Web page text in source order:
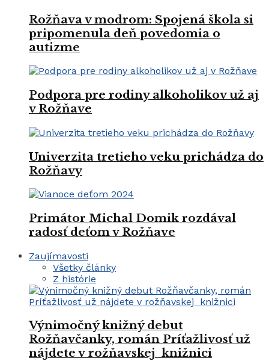
Rožňava v modrom: Spojená škola si
pripomenula deň povedomia o
autizme
Podpora pre rodiny alkoholikov už aj
v Rožňave
Univerzita tretieho veku prichádza do
Rožňavy
Primátor Michal Domik rozdával
radosť deťom v Rožňave
Zaujímavosti
Všetky články
Z histórie
Výnimočný knižný debut
Rožňavčanky, román Príťažlivosť už
nájdete v rožňavskej knižnici